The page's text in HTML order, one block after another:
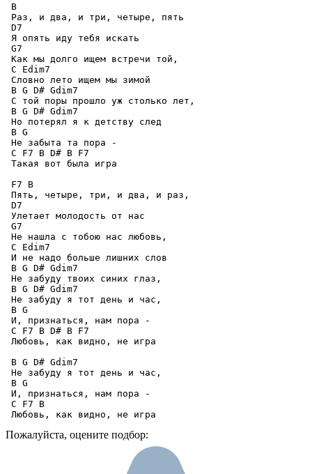
B
Раз, и два, и три, четыре, пять
D7
Я опять иду тебя искать
G7
Как мы долго ищем встречи той,
C Edim7
Словно лето ищем мы зимой
B G D# Gdim7
С той поры прошло уж столько лет,
B G D# Gdim7
Но потерял я к детству след
B G
Не забыта та пора -
C F7 B D# B F7
Такая вот была игра
F7 B
Пять, четыре, три, и два, и раз,
D7
Улетает молодость от нас
G7
Не нашла с тобою нас любовь,
C Edim7
И не надо больше лишних слов
B G D# Gdim7
Не забуду твоих синих глаз,
B G D# Gdim7
Не забуду я тот день и час,
B G
И, признаться, нам пора -
C F7 B D# B F7
Любовь, как видно, не игра
B G D# Gdim7
Не забуду я тот день и час,
B G
И, признаться, нам пора -
C F7 B
Любовь, как видно, не игра
Пожалуйста, оцените подбор: